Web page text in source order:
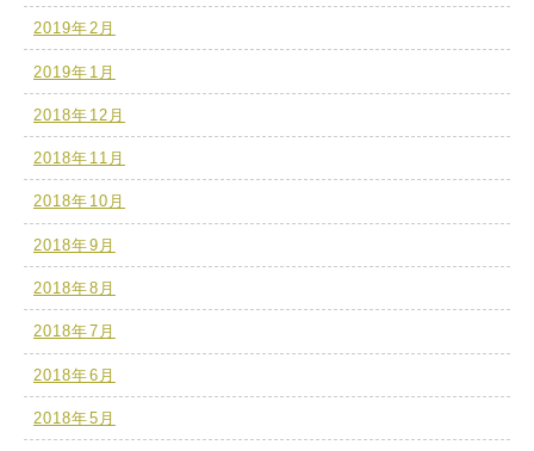
2019年2月
2019年1月
2018年12月
2018年11月
2018年10月
2018年9月
2018年8月
2018年7月
2018年6月
2018年5月